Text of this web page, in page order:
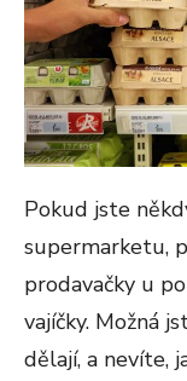
Pokud jste
supermarketu,
prodavačky u
vajíčky. Možná
dělají, a nevíte,